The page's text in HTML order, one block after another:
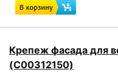
Крепеж фасада для
(C00312150)